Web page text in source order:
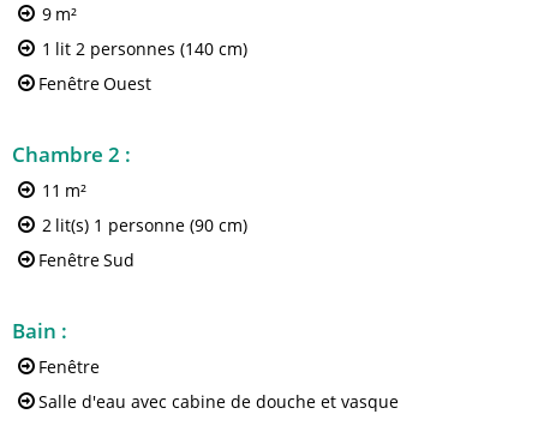
9 m²
1 lit 2 personnes (140 cm)
FenêtreOuest
Chambre 2 :
11 m²
2 lit(s) 1 personne (90 cm)
FenêtreSud
Bain :
Fenêtre
Salle d'eau avec cabine de douche et vasque